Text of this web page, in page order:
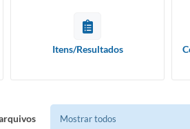
Itens/Resultados